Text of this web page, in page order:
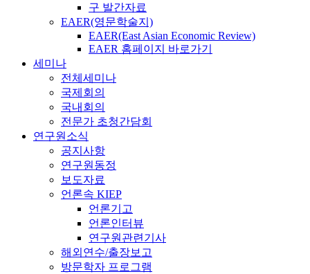
구 발간자료
EAER(영문학술지)
EAER(East Asian Economic Review)
EAER 홈페이지 바로가기
세미나
전체세미나
국제회의
국내회의
전문가 초청간담회
연구원소식
공지사항
연구원동정
보도자료
언론속 KIEP
언론기고
언론인터뷰
연구원관련기사
해외연수/출장보고
방문학자 프로그램